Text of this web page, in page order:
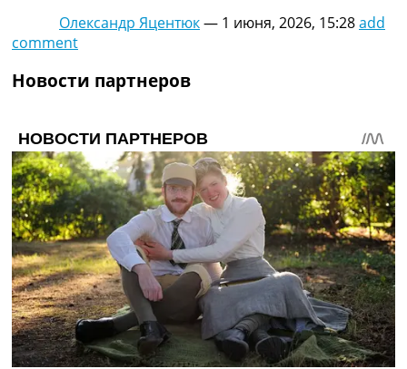
Олександр Яцентюк— 1 июня, 2026, 15:28add
comment
Новости партнеров